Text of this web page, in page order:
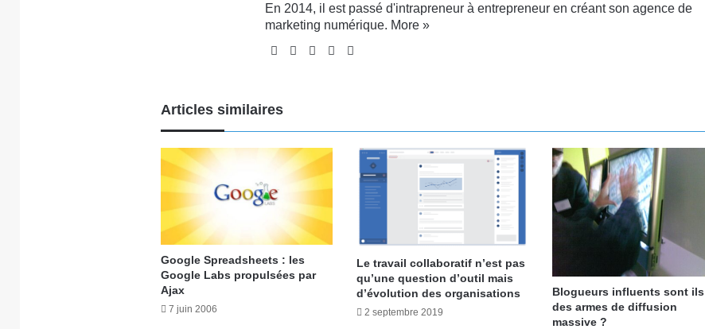
En 2014, il est passé d'intrapreneur à entrepreneur en créant son agence de
marketing numérique. More »
WebsiteFacebook
X Linkedin
Articles similaires
Google Spreadsheets : les
Google Labs propulsées par
Ajax
7 juin 2006
Le travail collaboratif n’est pas
qu’une question d’outil mais
d’évolution des organisations
2 septembre 2019
Blogueurs influents sont ils
des armes de diffusion
massive ?